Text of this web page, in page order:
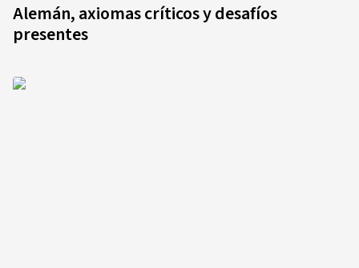
Alemán, axiomas críticos y desafíos
presentes